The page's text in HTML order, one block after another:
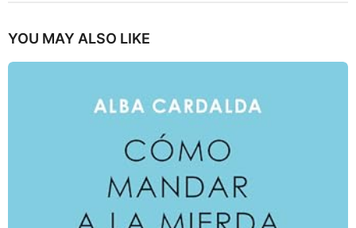
YOU MAY ALSO LIKE